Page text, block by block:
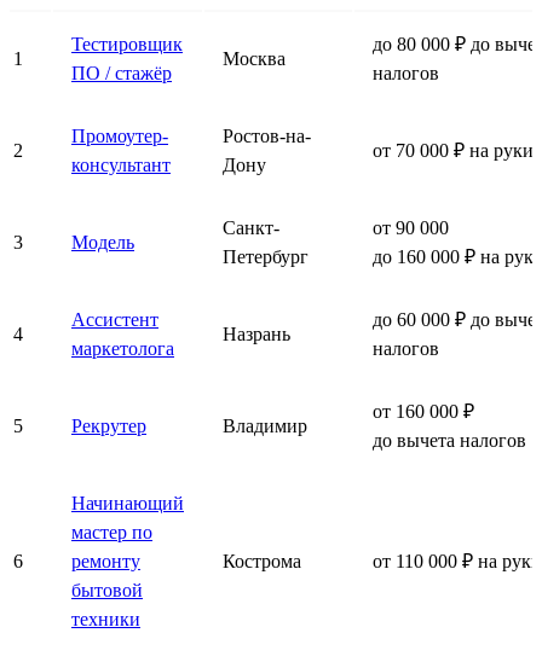
1
Тестировщик
ПО / стажёр
Москва
до 80 000 ₽ до
налогов
2
Промоутер-
консультант
Ростов-на-
Дону
от 70 000 ₽ на руки
3 Модель
Санкт-
Петербург
от 90 000
до 160 000 ₽ на
4
Ассистент
маркетолога
Назрань
до 60 000 ₽ до
налогов
5 Рекрутер Владимир
от 160 000 ₽
до вычета налогов
6
Начинающий
мастер по
ремонту
бытовой
техники
Кострома от 110 000 ₽ на руки